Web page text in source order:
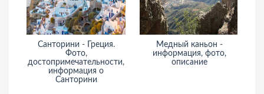
Санторини - Греция.
Фото,
достопримечательности,
информация о
Санторини
Медный каньон -
информация, фото,
описание